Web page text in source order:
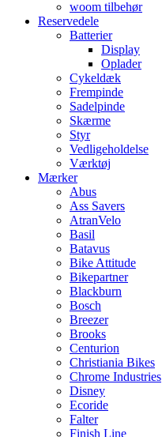
woom tilbehør
Reservedele
Batterier
Display
Oplader
Cykeldæk
Frempinde
Sadelpinde
Skærme
Styr
Vedligeholdelse
Værktøj
Mærker
Abus
Ass Savers
AtranVelo
Basil
Batavus
Bike Attitude
Bikepartner
Blackburn
Bosch
Breezer
Brooks
Centurion
Christiania Bikes
Chrome Industries
Disney
Ecoride
Falter
Finish Line